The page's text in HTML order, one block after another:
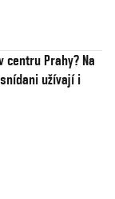
centru Prahy? Na
užívají i